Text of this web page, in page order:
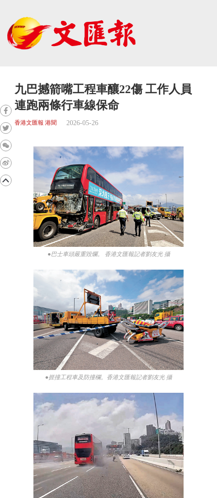
九巴撼箭嘴工程車釀22傷 工作人員
連跑兩條行車線保命
香港文匯報 港聞 2026-05-26
●巴士車頭嚴重毀爛。 香港文匯報記者劉友光 攝
●捱撞工程車及防撞欄。香港文匯報記者劉友光 攝